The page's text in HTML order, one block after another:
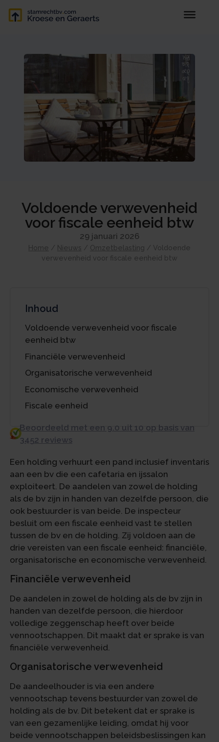
Voldoende verwevenheid
voor fiscale eenheid btw
29 januari 2026
Home / Nieuws / Omzetbelasting / Voldoende
verwevenheid voor fiscale eenheid btw
Inhoud
Voldoende verwevenheid voor fiscale
eenheid btw
Financiële verwevenheid
Organisatorische verwevenheid
Economische verwevenheid
Fiscale eenheid
Beoordeeld met een 9.0 uit 10 op basis van
3452 reviews
Een holding verhuurt een pand inclusief inventaris
aan een bv die een cafetaria en ijssalon
exploiteert. De aandelen van zowel de holding
als de bv zijn in handen van dezelfde persoon, die
ook bestuurder is van beide. De inspecteur
besluit om een fiscale eenheid vast te stellen
tussen de bv en de holding. Zij voldoen aan de
drie vereisten van een fiscale eenheid: financiële,
organisatorische en economische verwevenheid.
Financiële verwevenheid
De aandelen in zowel de holding als de bv zijn in
handen van dezelfde persoon, die hierdoor
volledige zeggenschap heeft over beide
vennootschappen. Dit maakt dat er sprake is van
financiële verwevenheid.
Organisatorische verwevenheid
De aandeelhouder is via een andere
vennootschap tevens bestuurder van zowel de
holding als de bv. Dit betekent dat er sprake is
van een gezamenlijke leiding, omdat hij voor
beide vennootschappen beleidsbeslissingen kan